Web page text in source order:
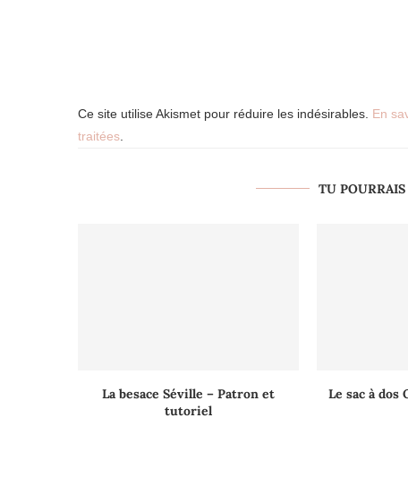
Ce site utilise Akismet pour réduire les indésirables. En
traitées
TU
La besace Séville – Patron et
tutoriel
Le sac à dos